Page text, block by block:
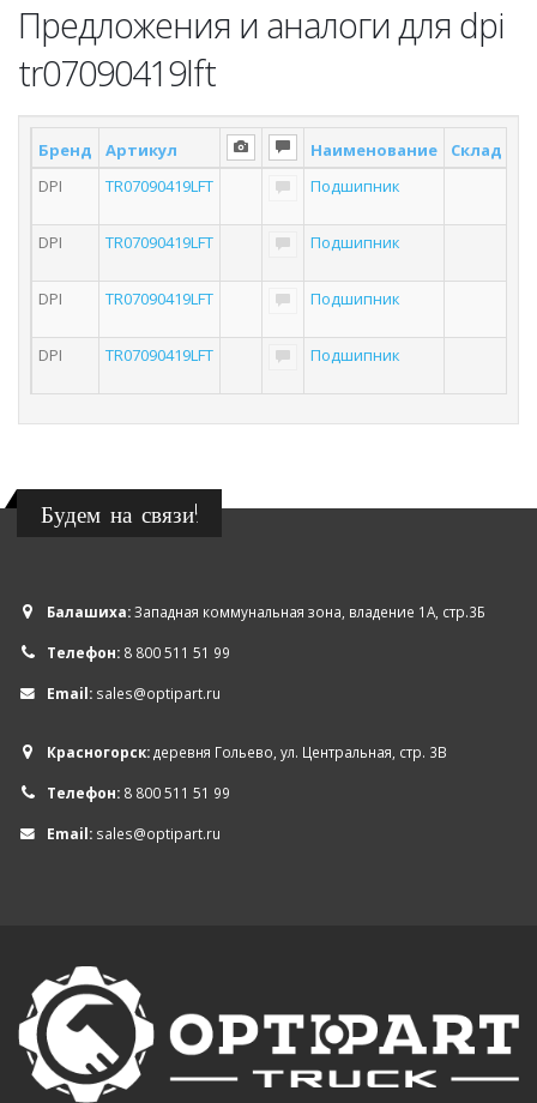
Предложения и аналоги для dpi
tr07090419lft
Бренд Артикул Наименование Склад *
DPI
TR07090419LFT Подшипник
DPI TR07090419LFT Подшипник
DPI TR07090419LFT Подшипник
DPI TR07090419LFT Подшипник
Будем на связи!
Балашиха:Западная коммунальная зона, владение 1А, стр.3Б
Телефон: 8 800 511 51 99
Email: sales@optipart.ru
Красногорск:деревня Гольево, ул. Центральная, стр. 3В
Телефон: 8 800 511 51 99
Email: sales@optipart.ru